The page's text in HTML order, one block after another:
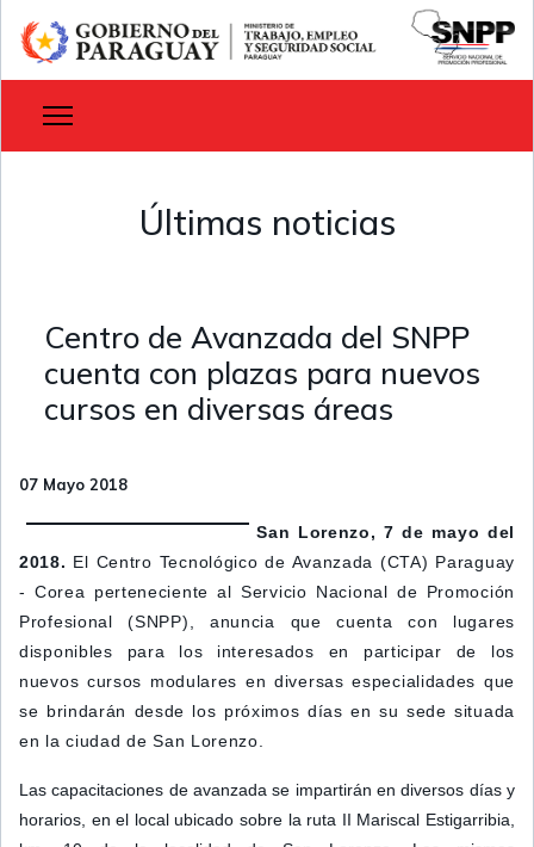
Últimas noticias
Centro de Avanzada del SNPP
cuenta con plazas para nuevos
cursos en diversas áreas
07 Mayo 2018
San Lorenzo, 7 de mayo del
2018. El Centro Tecnológico de Avanzada (CTA) Paraguay
- Corea perteneciente al Servicio Nacional de Promoción
Profesional (SNPP), anuncia que cuenta con lugares
disponibles para los interesados en participar de los
nuevos cursos modulares en diversas especialidades que
se brindarán desde los próximos días en su sede situada
en la ciudad de San Lorenzo.
Las capacitaciones de avanzada se impartirán en diversos días y
horarios, en el local ubicado sobre la ruta II Mariscal Estigarribia,